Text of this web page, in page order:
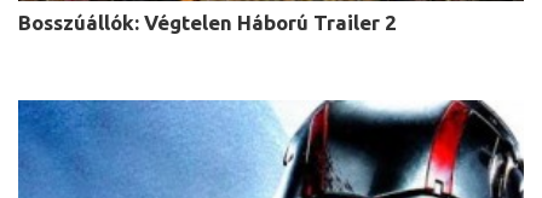
Bosszúállók: Végtelen Háború Trailer 2